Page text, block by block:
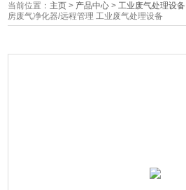
当前位置： 主页 > 产品中心 >工业废气处理设备
房废气净化器/远程管理 工业废气处理设备